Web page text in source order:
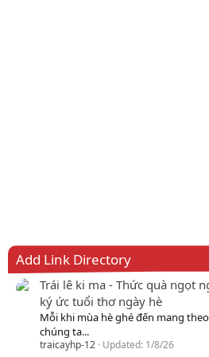
Add Link Directory
Trái lê ki ma - Thức quà ngọt
ký ức tuổi thơ ngày hè
Mỗi khi mùa hè ghé đến mang
chúng ta...
traicayhp-12 Updated: 1/8/26